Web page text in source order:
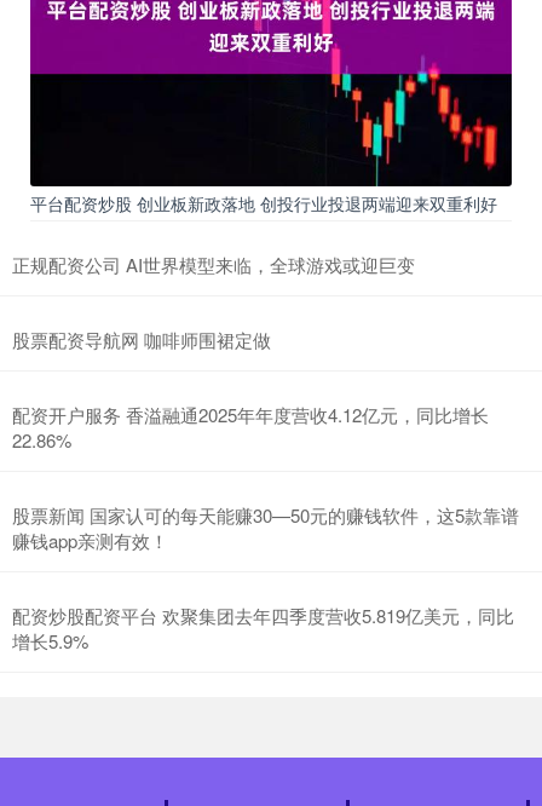
平台配资炒股 创业板新政落地 创投行业投退两端迎来双重利好
正规配资公司 AI世界模型来临，全球游戏或迎巨变
股票配资导航网 咖啡师围裙定做
配资开户服务 香溢融通2025年年度营收4.12亿元，同比增长
22.86%
股票新闻 国家认可的每天能赚30—50元的赚钱软件，这5款靠谱
赚钱app亲测有效！
配资炒股配资平台 欢聚集团去年四季度营收5.819亿美元，同比
增长5.9%